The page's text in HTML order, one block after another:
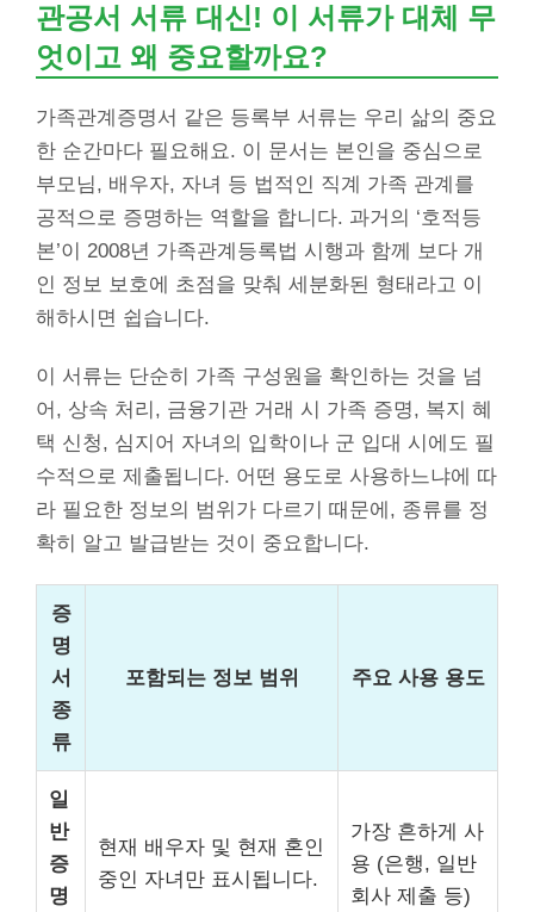
관공서 서류 대신! 이 서류가 대체 무
엇이고 왜 중요할까요?
가족관계증명서 같은 등록부 서류는 우리 삶의 중요
한 순간마다 필요해요. 이 문서는 본인을 중심으로
부모님, 배우자, 자녀 등 법적인 직계 가족 관계를
공적으로 증명하는 역할을 합니다. 과거의 ‘호적등
본’이 2008년 가족관계등록법 시행과 함께 보다 개
인 정보 보호에 초점을 맞춰 세분화된 형태라고 이
해하시면 쉽습니다.
이 서류는 단순히 가족 구성원을 확인하는 것을 넘
어, 상속 처리, 금융기관 거래 시 가족 증명, 복지 혜
택 신청, 심지어 자녀의 입학이나 군 입대 시에도 필
수적으로 제출됩니다. 어떤 용도로 사용하느냐에 따
라 필요한 정보의 범위가 다르기 때문에, 종류를 정
확히 알고 발급받는 것이 중요합니다.
증
명
서
종
류
포함되는 정보 범위 주요 사용 용도
일
반
증
명
현재 배우자 및 현재 혼인
중인 자녀만 표시됩니다.
가장 흔하게 사
용 (은행, 일반
회사 제출 등)